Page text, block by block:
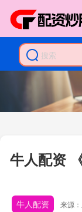
牛人配资
牛人配资 来源